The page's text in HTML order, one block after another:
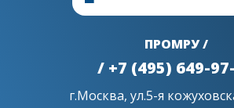
ПРОМРУ /
/ +7 (495) 649-
г.Москва, ул.5-я